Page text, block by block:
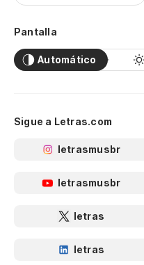
Pantalla
Automático
Sigue a Letras.com
letrasmusbr
letrasmusbr
letras
letras